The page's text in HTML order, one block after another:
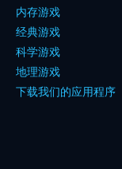
内存游戏
经典游戏
科学游戏
地理游戏
下载我们的应用程序